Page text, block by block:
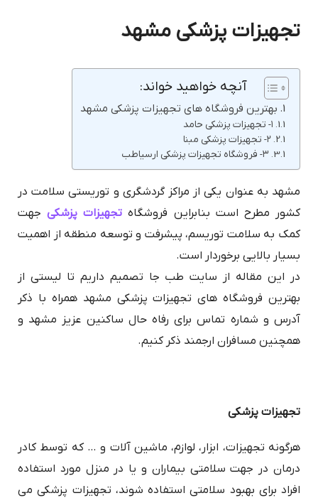
تجهیزات پزشکی مشهد
آنچه خواهید خواند:
بهترین فروشگاه های تجهیزات پزشکی مشهد
۱- تجهیزات پزشکی حامد
۲- تجهیزات پزشکی مبنا
۳- فروشگاه تجهیزات پزشکی ارسیاطب
مشهد به عنوان یکی از مراکز گردشگری و توریستی سلامت در
کشور مطرح است بنابراین فروشگاه تجهیزات پزشکیجهت
کمک به سلامت توریسم، پیشرفت و توسعه منطقه از اهمیت
بسیار بالایی برخوردار است.
در این مقاله از سایت طب جا تصمیم داریم تا لیستی از
بهترین فروشگاه های تجهیزات پزشکی مشهد همراه با ذکر
آدرس و شماره تماس برای رفاه حال ساکنین عزیز مشهد و
همچنین مسافران ارجمند ذکر کنیم.
تجهیزات پزشکی
هرگونه تجهیزات، ابزار، لوازم، ماشین آلات و … که توسط کادر
درمان در جهت سلامتی بیماران و یا در منزل مورد استفاده
افراد برای بهبود سلامتی استفاده شوند، تجهیزات پزشکی می